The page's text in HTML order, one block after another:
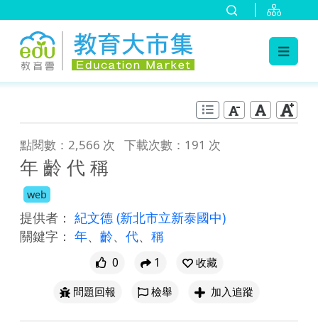
點閱數：2,566 次 下載次數：191 次
年 齡 代 稱
web
提供者： 紀文德 (新北市立新泰國中)
關鍵字： 年、 齡、 代、 稱
0 1
收藏
問題回報
檢舉 加入追蹤